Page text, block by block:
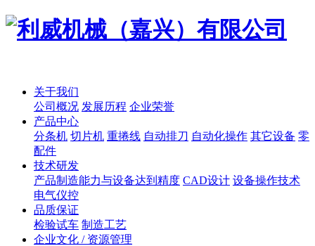
关于我们
公司概况 发展历程 企业荣誉
产品中心
分条机 切片机 重捲线 自动排刀 自动化操作 其它设备 零
配件
技术研发
产品制造能力与设备达到精度 CAD设计 设备操作技术
电气仪控
品质保证
检验试车 制造工艺
企业文化 / 资源管理